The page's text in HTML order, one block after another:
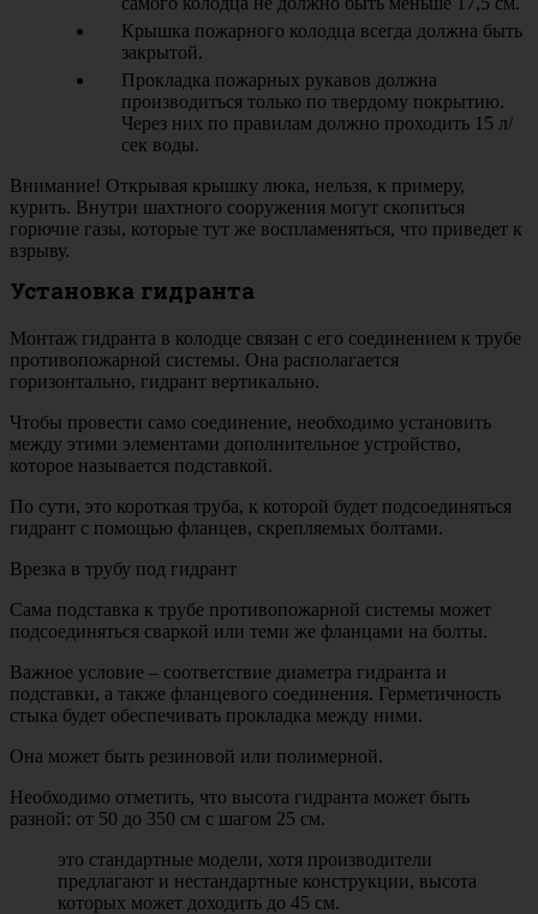
Крышка пожарного колодца всегда должна быть
закрытой.
Прокладка пожарных рукавов должна
производиться только по твердому покрытию.
Через них по правилам должно проходить 15 л/
сек воды.
Внимание! Открывая крышку люка, нельзя, к примеру,
курить. Внутри шахтного сооружения могут скопиться
горючие газы, которые тут же воспламеняться, что приведет к
взрыву.
Установка гидранта
Монтаж гидранта в колодце связан с его соединением к трубе
противопожарной системы. Она располагается
горизонтально, гидрант вертикально.
Чтобы провести само соединение, необходимо установить
между этими элементами дополнительное устройство,
которое называется подставкой.
По сути, это короткая труба, к которой будет подсоединяться
гидрант с помощью фланцев, скрепляемых болтами.
Врезка в трубу под гидрант
Сама подставка к трубе противопожарной системы может
подсоединяться сваркой или теми же фланцами на болты.
Важное условие – соответствие диаметра гидранта и
подставки, а также фланцевого соединения. Герметичность
стыка будет обеспечивать прокладка между ними.
Она может быть резиновой или полимерной.
Необходимо отметить, что высота гидранта может быть
разной: от 50 до 350 см с шагом 25 см.
это стандартные модели, хотя производители
предлагают и нестандартные конструкции, высота
которых может доходить до 45 см.